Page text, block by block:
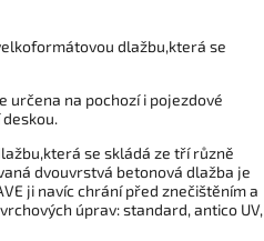
dlažbu,která se
určena na pochozí i pojezdové
se skládá ze tří různě
dvouvrstvá betonová dlažba je
ji navíc chrání před znečištěním a
úprav: standard, antico UV,